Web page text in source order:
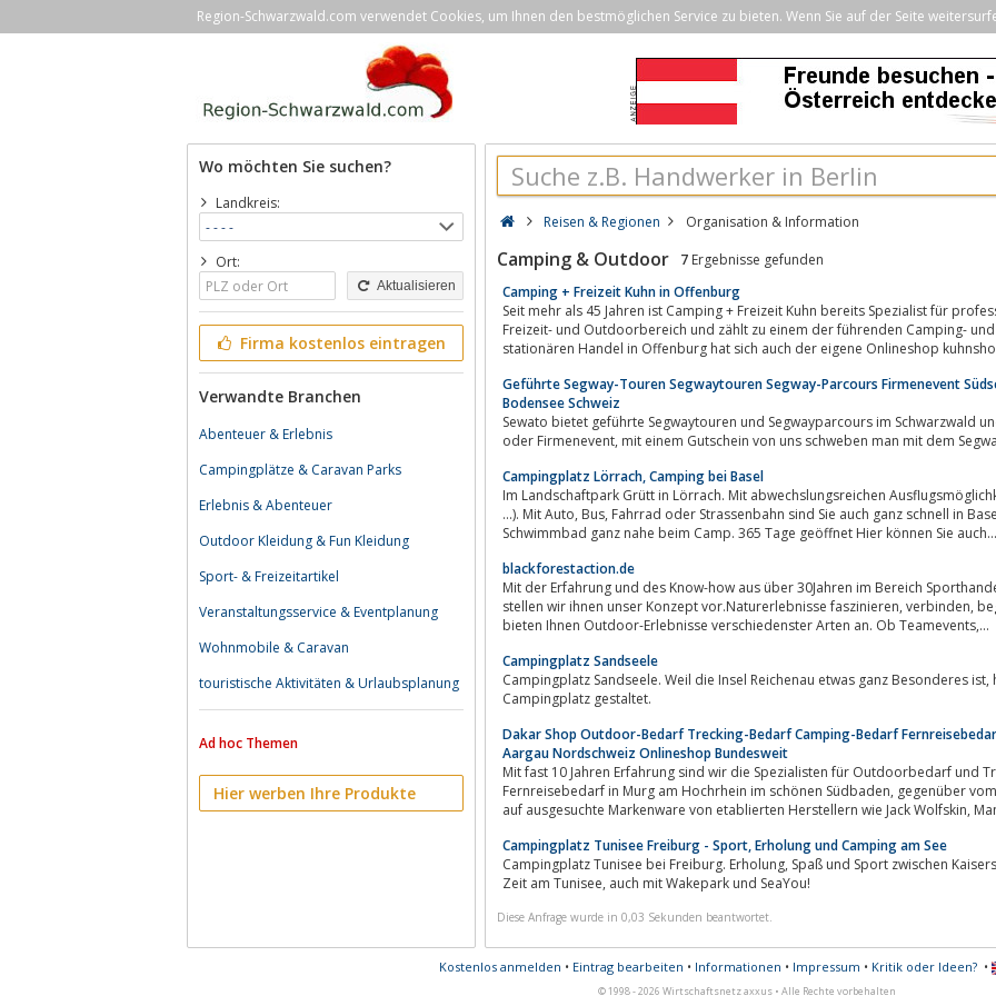
Region-Schwarzwald.com verwendet Cookies, um Ihnen den bestmöglichen Service zu bieten. Wenn Sie auf der Seite
Wo möchten Sie suchen?
Landkreis:
Ort:
Aktualisieren
Firma kostenlos eintragen
Verwandte Branchen
Abenteuer & Erlebnis
Campingplätze & Caravan Parks
Erlebnis & Abenteuer
Outdoor Kleidung & Fun Kleidung
Sport- & Freizeitartikel
Veranstaltungsservice & Eventplanung
Wohnmobile & Caravan
touristische Aktivitäten & Urlaubsplanung
Ad hoc Themen
Hier werben Ihre Produkte
Reisen & Regionen Organisation & Information
Camping & Outdoor 7 Ergebnisse gefunden
Camping + Freizeit Kuhn in Offenburg
Seit mehr als 45 Jahren ist Camping + Freizeit Kuhn bereits Spezialist für
Freizeit- und Outdoorbereich und zählt zu einem der führenden Camping-
stationären Handel in Offenburg hat sich auch der eigene Onlineshop
Geführte Segway-Touren Segwaytouren Segway-Parcours Firmenevent
Bodensee Schweiz
Sewato bietet geführte Segwaytouren und Segwayparcours im Schwarzwald und am
oder Firmenevent, mit einem Gutschein von uns schweben man mit dem
Campingplatz Lörrach, Camping bei Basel
Im Landschaftpark Grütt in Lörrach. Mit abwechslungsreichen Ausflugsmöglichkeiten in 3
...). Mit Auto, Bus, Fahrrad oder Strassenbahn sind Sie auch ganz schnell in Basel. Abenteuerspielplatz, See und attraktives
Schwimmbad ganz nahe beim Camp. 365 Tage geöffnet Hier können Sie auch...
blackforestaction.de
Mit der Erfahrung und des Know-how aus über 30Jahren im Bereich Sporthandel, Events, Winterreisen und einer
stellen wir ihnen unser Konzept vor.Naturerlebnisse faszinieren, verbinden, begeistern, motivieren und machen Spaß.Wir
bieten Ihnen Outdoor-Erlebnisse verschiedenster Arten an. Ob Teamevents,...
Campingplatz Sandseele
Campingplatz Sandseele. Weil die Insel Reichenau etwas ganz Besonderes ist, haben wir für Sie einen ganz besonderen
Campingplatz gestaltet.
Dakar Shop Outdoor-Bedarf Trecking-Bedarf Camping-Bedarf
Aargau Nordschweiz Onlineshop Bundesweit
Mit fast 10 Jahren Erfahrung sind wir die Spezialisten für Outdoorbedarf und
Fernreisebedarf in Murg am Hochrhein im schönen Südbaden, gegenüber vom Kanton Aargau in der Nordschweiz.Wir setzen
auf ausgesuchte
Campingplatz Tunisee Freiburg - Sport, Erholung und Camping am See
Campingplatz Tunisee bei Freiburg. Erholung, Spaß und Sport zwischen Kaiserstuhl und Schwarzwald. Genießen Sie Ihre freie
Zeit am Tunisee, auch mit Wakepark und SeaYou!
Diese Anfrage wurde in 0,03 Sekunden beantwortet.
Kostenlos anmelden • Eintrag bearbeiten • Informationen • Impressum • Kritik oder Ideen?•
© 1998 - 2026 Wirtschaftsnetz axxus • Alle Rechte vorbehalten